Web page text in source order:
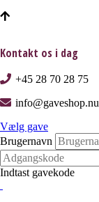
Kontakt os i dag
+45 28 70 28 75
info@gaveshop.nu
Vælg gave
Brugernavn
Indtast gavekode